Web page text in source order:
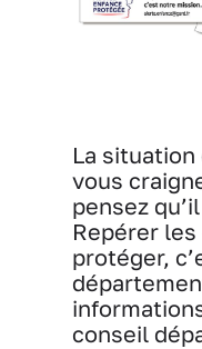
La situation
vous
pensez
Repérer
protéger,
conseil